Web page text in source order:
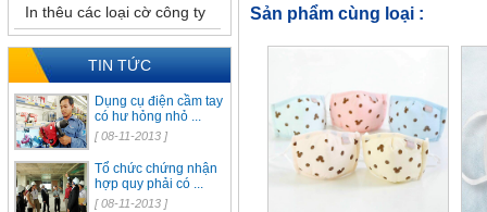
In thêu các loại cờ công ty
TIN TỨC
Dụng cụ điện cầm tay
có hư hỏng nhỏ ...
[ 08-11-2013 ]
Tổ chức chứng nhận
hợp quy phải có ...
[ 08-11-2013 ]
Sản phẩm cùng loại :